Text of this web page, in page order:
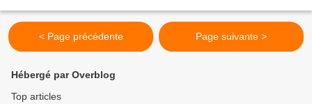
< Page précédente Page suivante >
Hébergé par Overblog
Top articles